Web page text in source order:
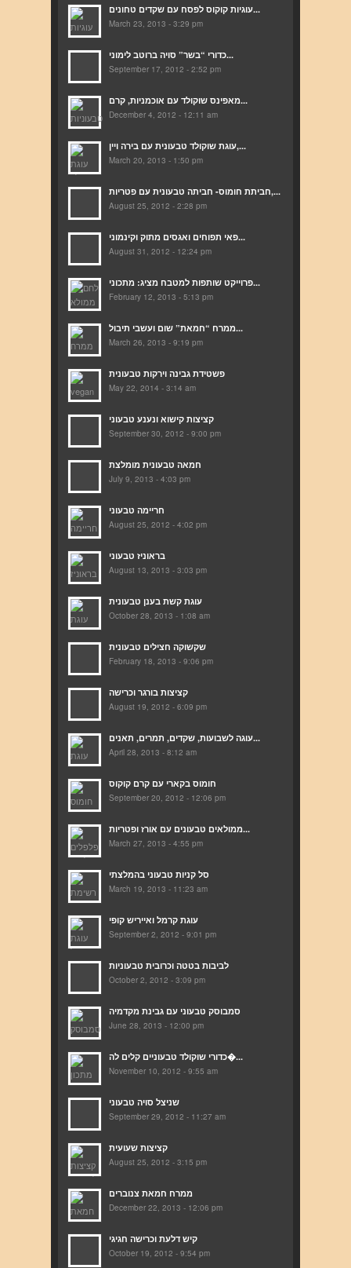
עוגיות קוקוס לפסח עם שקדים טחונים...
March 23, 2013 - 3:29 pm
כדורי “בשר” סויה ברוטב לימוני...
September 17, 2012 - 2:52 pm
מאפינס שוקולד עם אוכמניות, קרם...
December 4, 2012 - 12:11 am
עוגת שוקולד טבעונית עם בירה ויין,...
March 20, 2013 - 1:50 pm
חביתת חומוס- חביתה טבעונית עם פטריות,...
August 25, 2012 - 2:28 pm
פאי תפוחים ואגסים מתוק וקינמוני...
August 31, 2012 - 12:24 pm
פרוייקט שותפות למטבח מציג: מתכוני...
February 12, 2013 - 5:13 pm
ממרח “חמאת” שום ועשבי תיבול...
March 26, 2013 - 9:19 pm
פשטידת גבינה וירקות טבעונית
May 22, 2014 - 3:14 am
קציצות קישוא ונענע טבעוני
September 30, 2012 - 9:00 pm
חמאה טבעונית מומלצת
July 9, 2013 - 4:03 pm
חריימה טבעוני
August 25, 2012 - 4:02 pm
בראוניז טבעוני
August 13, 2013 - 3:03 pm
עוגת קשת בענן טבעונית
October 28, 2013 - 1:08 am
שקשוקה חצילים טבעונית
February 18, 2013 - 9:06 pm
קציצות בורגר וכרישה
August 19, 2012 - 6:09 pm
עוגה לשבועות, שקדים, תמרים, תאנים...
April 28, 2013 - 8:12 am
חומוס בקארי עם קרם קוקוס
September 20, 2012 - 12:06 pm
ממולאים טבעונים עם אורז ופטריות...
March 27, 2013 - 4:55 pm
סל קניות טבעוני בהמלצתי
March 19, 2013 - 11:23 am
עוגת קרמל ואייריש קופי
September 2, 2012 - 9:01 pm
לביבות בטטה וכרובית טבעוניות
October 2, 2012 - 3:09 pm
סמבוסק טבעוני עם גבינת מקדמיה
June 28, 2013 - 12:00 pm
כדורי שוקולד טבעוניים קלים לה�...
November 10, 2012 - 9:55 am
שניצל סויה טבעוני
September 29, 2012 - 11:27 am
קציצות שעועית
August 25, 2012 - 3:15 pm
ממרח חמאת צנוברים
December 22, 2013 - 12:06 pm
קיש דלעת וכרישה חגיגי
October 19, 2012 - 9:54 pm